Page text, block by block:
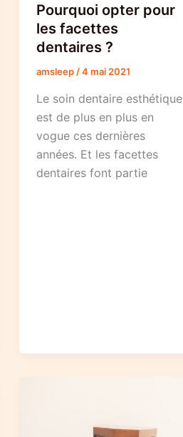
Pourquoi opter pour
les facettes
dentaires ?
amsleep /4 mai 2021
Le soin dentaire esthétique
est de plus en plus en
vogue ces dernières
années. Et les facettes
dentaires font partie